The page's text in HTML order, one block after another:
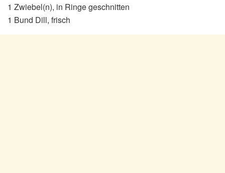
1 Zwiebel(n), in Ringe geschnitten
1 Bund Dill, frisch